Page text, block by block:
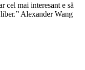
cel mai interesant e să
Alexander Wang